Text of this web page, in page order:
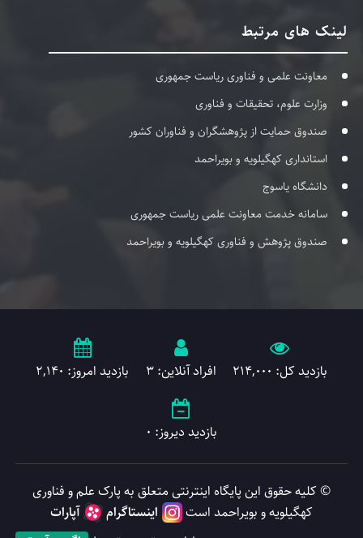
لینک های مرتبط
معاونت علمی و فناوری ریاست جمهوری
وزارت علوم، تحقیقات و فناوری
صندوق حمایت از پژوهشگران و فناوران کشور
استانداری کهگیلویه و بویراحمد
دانشگاه یاسوج
سامانه خدمت معاونت علمی ریاست جمهوری
صندوق پژوهش و فناوری کهگیلویه و بویراحمد
بازدید کل: 214,000 افراد آنلاین: 3 بازدید امروز: 2,140
بازدید دیروز: 0
© کلیه حقوق این پایگاه اینترنتی متعلق به پارک علم و فناوری
کهگیلویه و بویراحمد است
اینستاگرام
آپارات